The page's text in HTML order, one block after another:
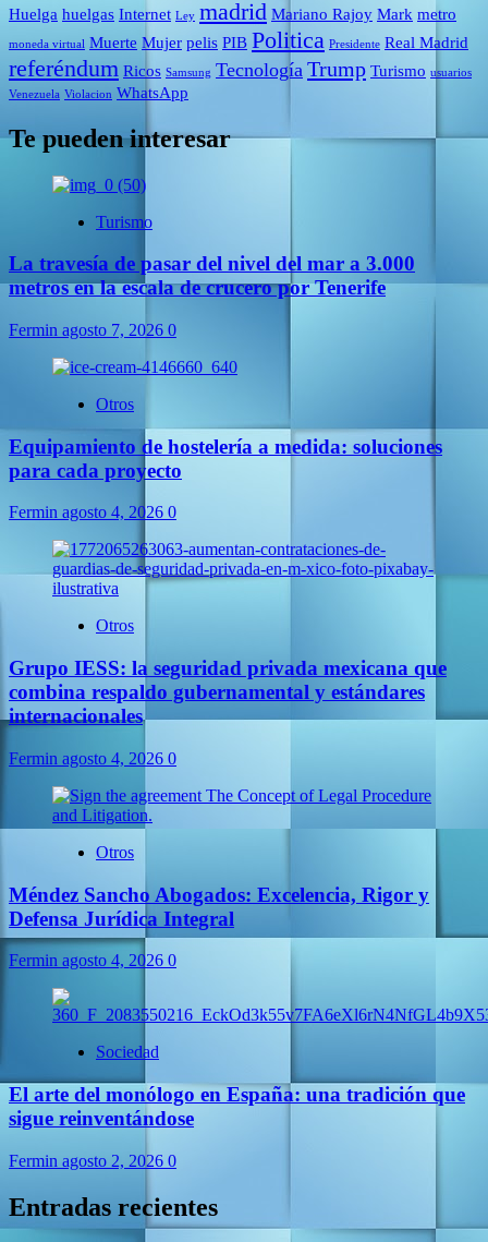
Huelga huelgas Internet Ley madrid Mariano Rajoy Mark metro
moneda virtual Muerte Mujer pelis PIB Politica Presidente Real Madrid
referéndum Ricos Samsung Tecnología Trump Turismo usuarios
Venezuela Violacion WhatsApp
Te pueden interesar
Turismo
La travesía de pasar del nivel del mar a 3.000
metros en la escala de crucero por Tenerife
Fermin agosto 7, 2026 0
Otros
Equipamiento de hostelería a medida: soluciones
para cada proyecto
Fermin agosto 4, 2026 0
Otros
Grupo IESS: la seguridad privada mexicana que
combina respaldo gubernamental y estándares
internacionales
Fermin agosto 4, 2026 0
Otros
Méndez Sancho Abogados: Excelencia, Rigor y
Defensa Jurídica Integral
Fermin agosto 4, 2026 0
Sociedad
El arte del monólogo en España: una tradición que
sigue reinventándose
Fermin agosto 2, 2026 0
Entradas recientes